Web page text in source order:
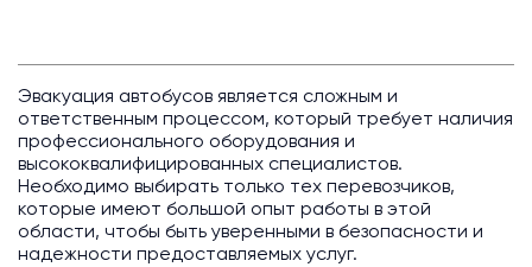
Эвакуация автобусов является сложным и
ответственным процессом, который требует наличия
профессионального оборудования и
высококвалифицированных специалистов.
Необходимо выбирать только тех перевозчиков,
которые имеют большой опыт работы в этой
области, чтобы быть уверенными в безопасности и
надежности предоставляемых услуг.